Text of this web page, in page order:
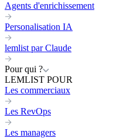
Agents d'enrichissement
Personalisation IA
lemlist par Claude
Pour qui ?
LEMLIST POUR
Les commerciaux
Les RevOps
Les managers